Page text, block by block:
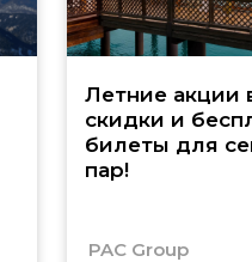
Летние акции
скидки и
билеты для
пар!
PAC Group